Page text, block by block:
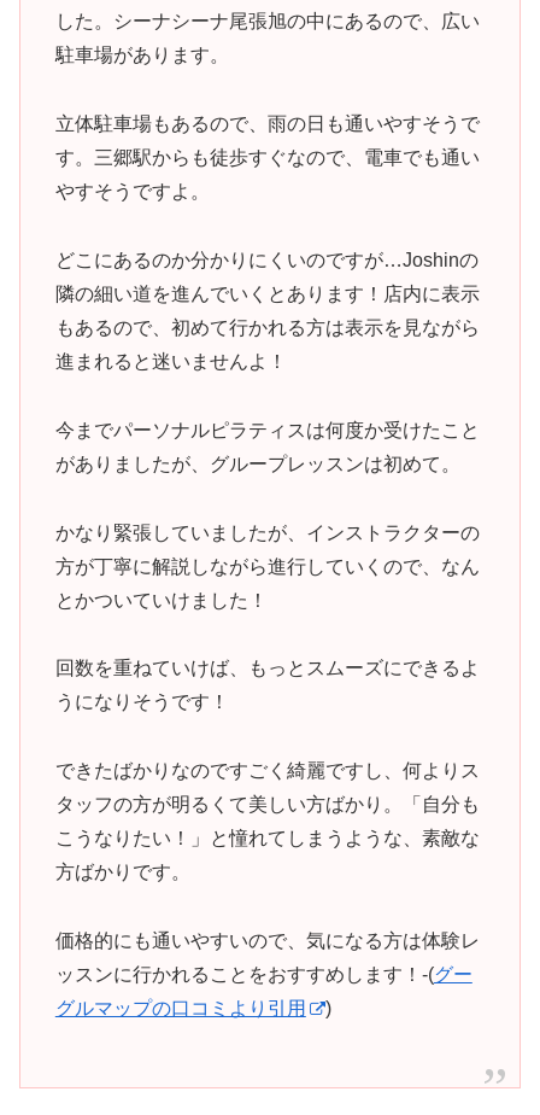
した。シーナシーナ尾張旭の中にあるので、広い
駐車場があります。
立体駐車場もあるので、雨の日も通いやすそうで
す。三郷駅からも徒歩すぐなので、電車でも通い
やすそうですよ。
どこにあるのか分かりにくいのですが…Joshinの
隣の細い道を進んでいくとあります！店内に表示
もあるので、初めて行かれる方は表示を見ながら
進まれると迷いませんよ！
今までパーソナルピラティスは何度か受けたこと
がありましたが、グループレッスンは初めて。
かなり緊張していましたが、インストラクターの
方が丁寧に解説しながら進行していくので、なん
とかついていけました！
回数を重ねていけば、もっとスムーズにできるよ
うになりそうです！
できたばかりなのですごく綺麗ですし、何よりス
タッフの方が明るくて美しい方ばかり。「自分も
こうなりたい！」と憧れてしまうような、素敵な
方ばかりです。
価格的にも通いやすいので、気になる方は体験レ
ッスンに行かれることをおすすめします！-(グー
グルマップの口コミより引用
)